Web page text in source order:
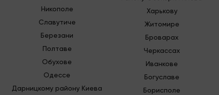
Никополе
Славутиче
Березани
Полтаве
Обухове
Одессе
Дарницкому району Киева
Харькову
Житомире
Броварах
Черкассах
Иванкове
Богуславе
Борисполе